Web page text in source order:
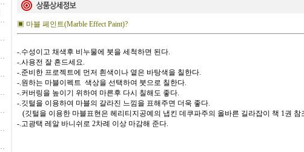
▣ 마블 페인트(Marble Effect Paint)?
-.수성이고 채색후 비누물에 붓을 세척하면 된다.
-.사용전 잘 흔드세요.
-.준비한 프로젝트에 먼저 흰색이나 옅은 바탕색을 칠한다.
-.원하는 마블이펙트 색상을 선택하여 붓으로 칠한다.
-.커버링을 높이기 위하여 마른후 다시 칠해도 좋다.
-.깃털을 이용하여 마블의 갈라진 느낌을 표해주면 더욱 좋다.
(깃털을 이용한 마블표현은 헤리티지공예의 냅킨 데쿠파주의 올바른 길라잡이 책 1권 참
-.고광택 레알 바니쉬로 2차례 이상 마감해 준다.